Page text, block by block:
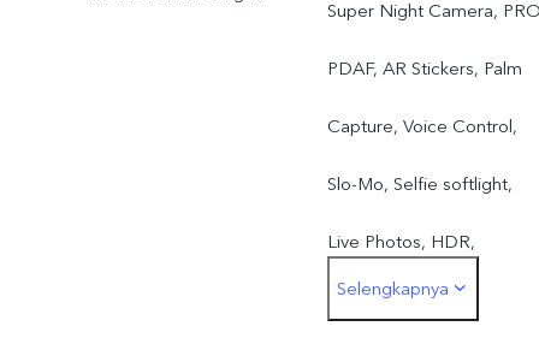
Super Night Camera,
PDAF, AR Stickers, Palm
Capture, Voice Control,
Slo-Mo, Selfie softlight,
Live Photos, HDR,
Panorama, Bokeh,
Selengkapnya